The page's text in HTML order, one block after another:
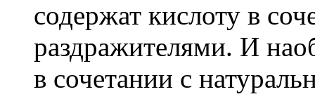
содержат кислоту в
раздражителями. И
в сочетании с